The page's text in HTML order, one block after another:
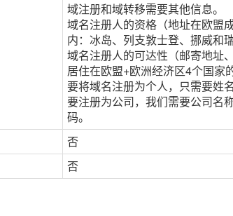
域注册和域转移需要其他信息。
域名注册人的资格（地址在欧盟
内：冰岛、列支敦士登、挪威和瑞
域名注册人的可达性（邮寄地址
居住在欧盟+欧洲经济区4个国家
要将域名注册为个人，只需要姓
要注册为公司，我们需要公司名
码。
否
否